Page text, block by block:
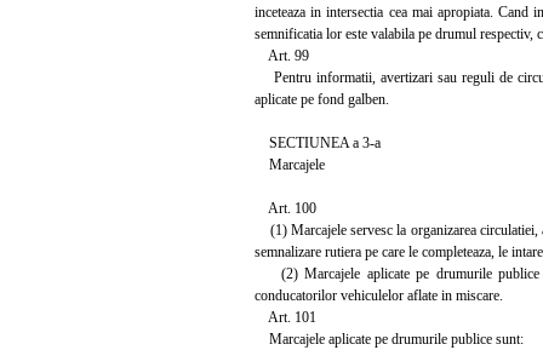
inceteaza in intersectia cea mai apropiata. Cand
semnificatia lor este valabila pe drumul
Art. 99
Pentru informatii, avertizari sau reguli de
aplicate pe fond galben.
SECTIUNEA a 3-a
Marcajele
Art. 100
(1) Marcajele servesc la organizarea circulatiei,
semnalizare rutiera pe care le completeaza, le
(2) Marcajele aplicate pe drumurile publice
conducatorilor vehiculelor aflate in miscare.
Art. 101
Marcajele aplicate pe drumurile publice sunt: